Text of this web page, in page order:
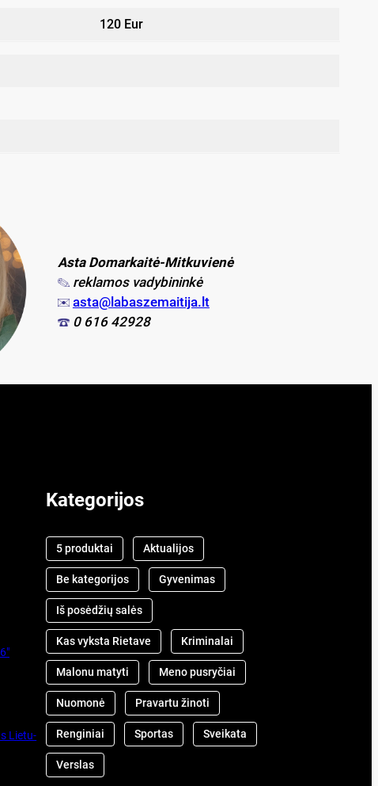
120 Eur
Asta Domarkaitė-Mitkuvienė
reklamos vadybininkė
asta@labaszemaitija.lt
0 616 42928
Lie­tu­
Kategorijos
5 produktai Aktualijos
Be kategorijos Gyvenimas
Iš posėdžių salės
Kas vyksta Rietave Kriminalai
Malonu matyti Meno pusryčiai
Nuomonė Pravartu žinoti
Renginiai Sportas Sveikata
Verslas